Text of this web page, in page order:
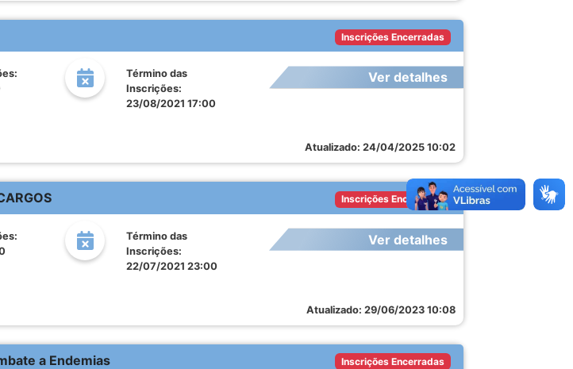
Inscrições Encerradas
Término das
Inscrições:
23/08/2021 17:00
Ver detalhes
Atualizado: 24/04/2025 10:02
Inscrições Encerradas
Término das
Inscrições:
22/07/2021 23:00
Ver detalhes
Atualizado: 29/06/2023 10:08
a Endemias Inscrições Encerradas